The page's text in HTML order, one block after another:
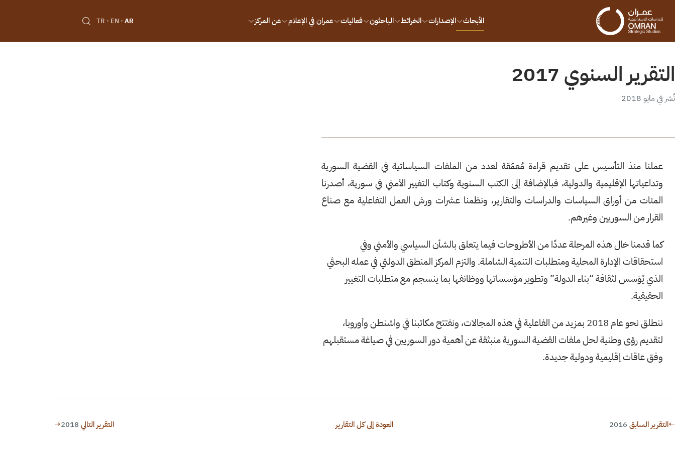
الأبحاث الإصدارات الخرائط الباحثون فعاليات عمران في الإعلام عن المركز AR
EN
TR
التقرير السنوي 2017
نُشر في مايو 2018
عملنا منذ التأسيس على تقديم قراءة مُعمّقة لعدد من الملفات السياساتية في القضية السورية
وتداعياتها الإقليمية والدولية، فبالإضافة إلى الكتب السنوية وكتاب التغيير الأمني في سورية، أصدرنا
المئات من أوراق السياسات والدراسات والتقارير، ونظمنا عشرات ورش العمل التفاعلية مع صناع
القرار من السوريين وغيرهم.
كما قدمنا خال هذه المرحلة عددًا من الأطروحات فيما يتعلق بالشأن السياسي والأمني وفي
استحقاقات الإدارة المحلية ومتطلبات التنمية الشاملة. والتزم المركز المنطق الدولتي في عمله البحثي
الذي يُؤسس لثقافة “بناء الدولة” وتطوير مؤسساتها ووظائفها بما ينسجم مع متطلبات التغيير
الحقيقية.
ننطلق نحو عام 2018 بمزيد من الفاعلية في هذه المجالات، ونفتتح مكاتبنا في واشنطن وأوروبا،
لتقديم رؤى وطنية لحل ملفات القضية السورية منبثقة عن أهمية دور السوريين في صياغة مستقبلهم
وفق عاقات إقليمية ودولية جديدة.
←التقرير السابق 2016 العودة إلى كل التقارير التقرير التالي 2018
→